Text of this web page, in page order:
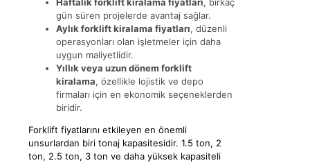
gün süren projelerde avantaj sağlar.
Aylık forklift kiralama fiyatları, düzenli
operasyonları olan işletmeler için daha
uygun maliyetlidir.
Yıllık veya uzun dönem forklift
kiralama, özellikle lojistik ve depo
firmaları için en ekonomik seçeneklerden
biridir.
Forklift fiyatlarını etkileyen en önemli
unsurlardan biri tonaj kapasitesidir. 1.5 ton, 2
ton, 2.5 ton, 3 ton ve daha yüksek kapasiteli